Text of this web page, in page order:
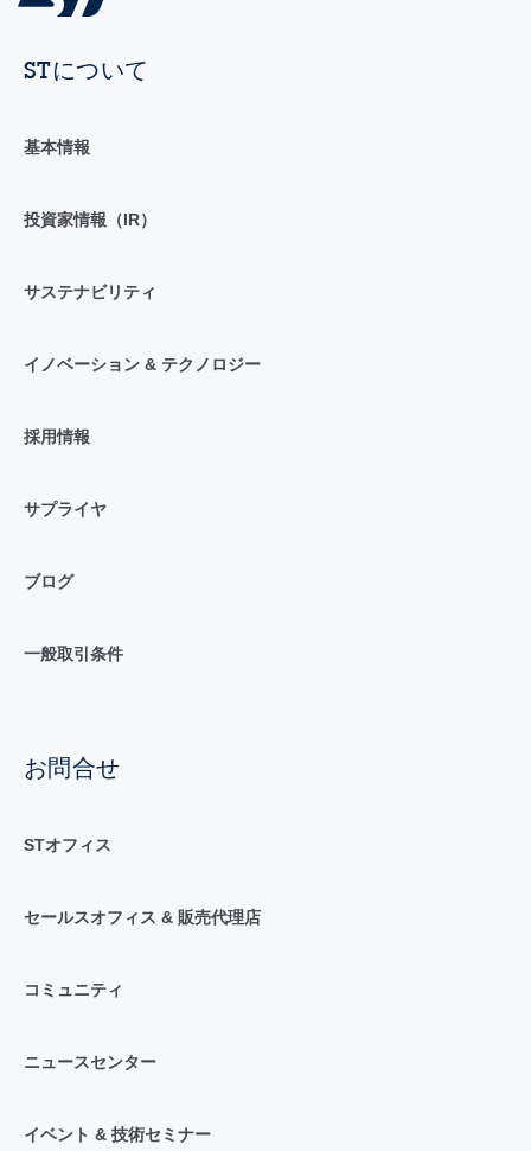
STについて
基本情報
投資家情報（IR）
サステナビリティ
イノベーション & テクノロジー
採用情報
サプライヤ
ブログ
一般取引条件
お問合せ
STオフィス
セールスオフィス & 販売代理店
コミュニティ
ニュースセンター
イベント & 技術セミナー